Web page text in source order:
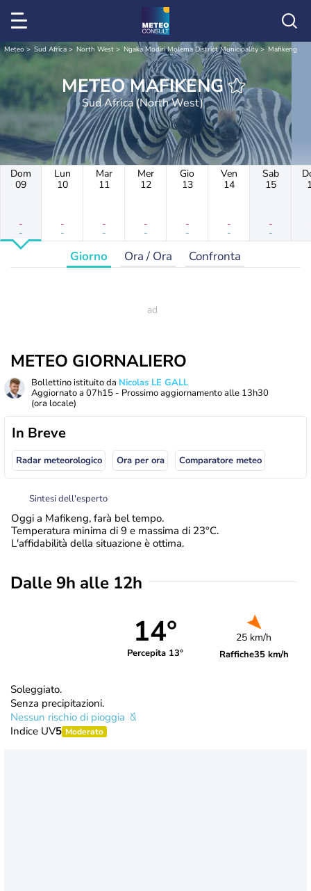
Meteo Sud Africa North West Ngaka Modiri Molema District Municipality Mafikeng
METEO MAFIKENG
Sud Africa (North West)
Dom
09
-
-
Lun
10
-
-
Mar
11
-
-
Mer
12
-
-
Gio
13
-
-
Ven
14
-
-
Sab
15
-
-
Giorno Ora / Ora Confronta
METEO GIORNALIERO
Bollettino istituito da Nicolas LE GALL
Aggiornato a 07h15 - Prossimo aggiornamento alle 13h30
(ora locale)
In Breve
Radar meteorologico Ora per ora Comparatore meteo
Sintesi dell'esperto
Oggi a Mafikeng, farà bel tempo.
Temperatura minima di 9 e massima di 23°C.
L'affidabilità della situazione è ottima.
Dalle 9h alle 12h
14°
Percepita 13°
25 km/h
Raffiche35 km/h
Soleggiato.
Senza precipitazioni.
Nessun rischio di pioggia
Indice UV5 Moderato